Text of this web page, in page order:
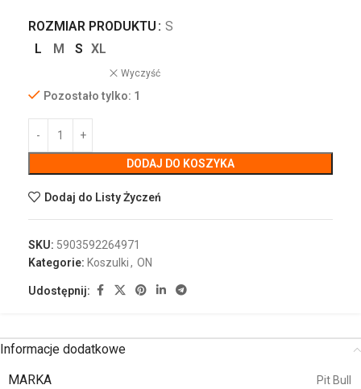
ROZMIAR PRODUKTU
S
L
M S XL
Wyczyść
Pozostało tylko: 1
DODAJ DO KOSZYKA
Dodaj do Listy Życzeń
SKU: 5903592264971
Kategorie: Koszulki, ON
Udostępnij:
Informacje dodatkowe
MARKA
Pit Bull